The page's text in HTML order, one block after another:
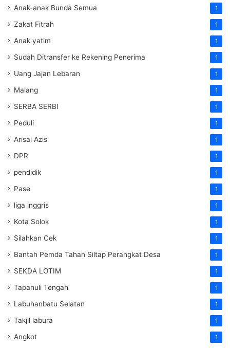
Anak-anak Bunda Semua 1
Zakat Fitrah 1
Anak yatim 1
Sudah Ditransfer ke Rekening Penerima 1
Uang Jajan Lebaran 1
Malang 1
SERBA SERBI 1
Peduli 1
Arisal Azis 1
DPR 1
pendidik 1
Pase 1
liga inggris 1
Kota Solok 1
Silahkan Cek 1
Bantah Pemda Tahan Siltap Perangkat Desa 1
SEKDA LOTIM 1
Tapanuli Tengah 1
Labuhanbatu Selatan 1
Takjil labura 1
Angkot 1